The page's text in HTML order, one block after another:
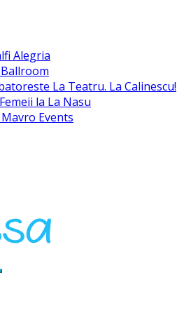
Alegria
La Teatru. La Calinescu!
la La Nasu
Events